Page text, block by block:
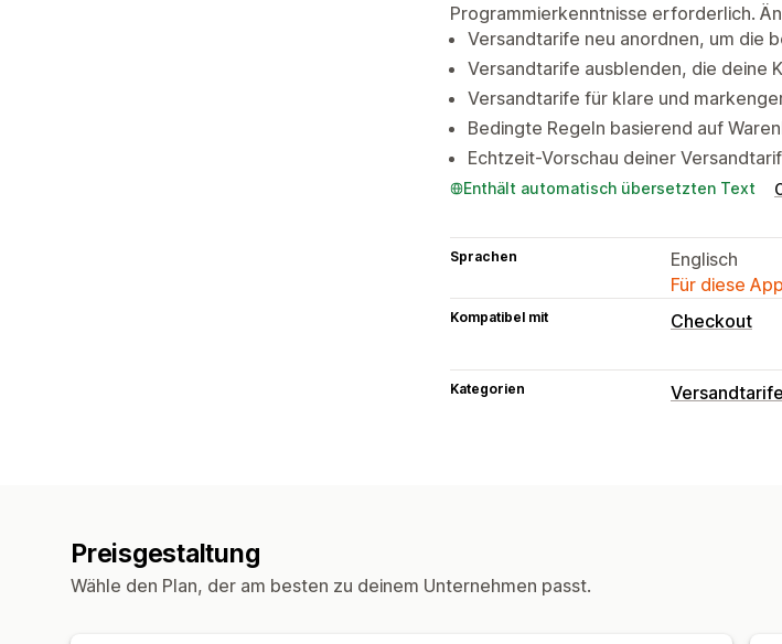
Programmierkenntnisse erforderlich.
Versandtarife neu anordnen, um die
Versandtarife ausblenden, die deine
Versandtarife für klare und
Bedingte Regeln basierend auf
Echtzeit-Vorschau deiner
Enthält automatisch übersetzten Text
Sprachen
Englisch
Für diese
Kompatibel mit Checkout
Kategorien Versandtarife
Preisgestaltung
Wähle den Plan, der am besten zu deinem Unternehmen passt.